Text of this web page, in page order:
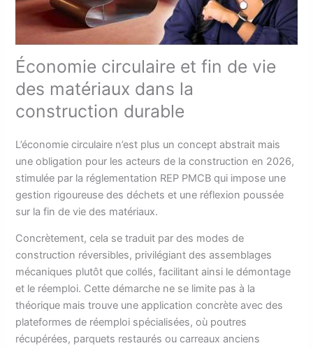
Économie circulaire et fin de vie
des matériaux dans la
construction durable
L’économie circulaire n’est plus un concept abstrait mais
une obligation pour les acteurs de la construction en 2026,
stimulée par la réglementation REP PMCB qui impose une
gestion rigoureuse des déchets et une réflexion poussée
sur la fin de vie des matériaux.
Concrètement, cela se traduit par des modes de
construction réversibles, privilégiant des assemblages
mécaniques plutôt que collés, facilitant ainsi le démontage
et le réemploi. Cette démarche ne se limite pas à la
théorique mais trouve une application concrète avec des
plateformes de réemploi spécialisées, où poutres
récupérées, parquets restaurés ou carreaux anciens